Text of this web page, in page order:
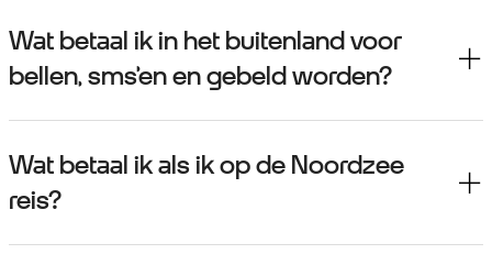
Wat betaal ik in het buitenland voor
bellen, sms’en en gebeld worden?
Wat betaal ik als ik op de Noordzee
reis?